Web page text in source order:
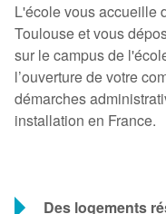
L'école vous accueille
Toulouse et vous
sur le campus de
l’ouverture de votre
démarches
installation en France.
Des logements